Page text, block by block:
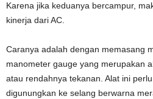
Karena jika keduanya bercampur,
kinerja dari AC.
Caranya adalah dengan memasang
manometer gauge yang merupakan
atau rendahnya tekanan. Alat ini
digunungkan ke selang berwarna